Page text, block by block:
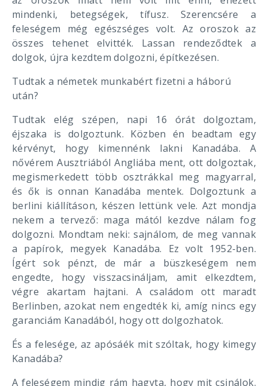
mindenki, betegségek, tífusz. Szerencsére a
feleségem még egészséges volt. Az oroszok az
összes tehenet elvitték. Lassan rendeződtek a
dolgok, újra kezdtem dolgozni, építkezésen.
Tudtak a németek munkabért fizetni a háború
után?
Tudtak elég szépen, napi 16 órát dolgoztam,
éjszaka is dolgoztunk. Közben én beadtam egy
kérvényt, hogy kimennénk lakni Kanadába. A
nővérem Ausztriából Angliába ment, ott dolgoztak,
megismerkedett több osztrákkal meg magyarral,
és ők is onnan Kanadába mentek. Dolgoztunk a
berlini kiállításon, készen lettünk vele. Azt mondja
nekem a tervező: maga mától kezdve nálam fog
dolgozni. Mondtam neki: sajnálom, de meg vannak
a papírok, megyek Kanadába. Ez volt 1952-ben.
Ígért sok pénzt, de már a büszkeségem nem
engedte, hogy visszacsináljam, amit elkezdtem,
végre akartam hajtani. A családom ott maradt
Berlinben, azokat nem engedték ki, amíg nincs egy
garanciám Kanadából, hogy ott dolgozhatok.
És a felesége, az apósáék mit szóltak, hogy kimegy
Kanadába?
A feleségem mindig rám hagyta, hogy mit csinálok.